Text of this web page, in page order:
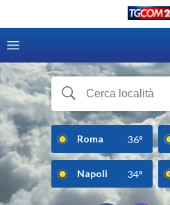
Roma 36°
Napoli 34°